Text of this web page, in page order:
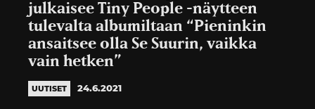
julkaisee Tiny People -näytteen
tulevalta albumiltaan “Pieninkin
ansaitsee olla Se Suurin, vaikka
vain hetken”
UUTISET 24.6.2021